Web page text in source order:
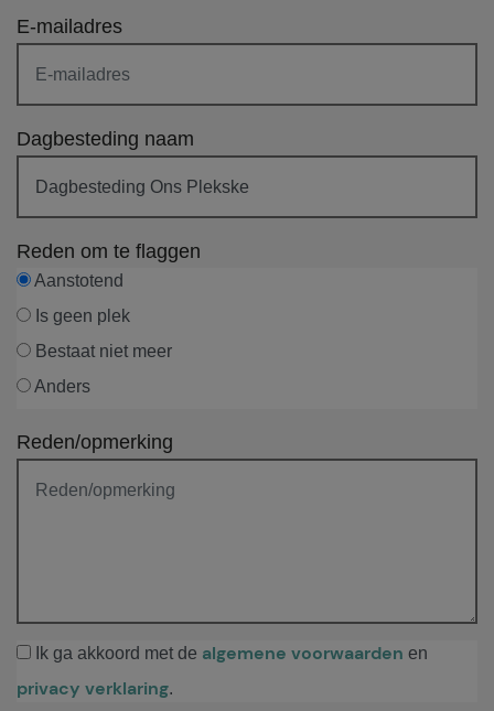
E-mailadres
Dagbesteding naam
Reden om te flaggen
Aanstotend
Is geen plek
Bestaat niet meer
Anders
Reden/opmerking
Ik ga akkoord met de algemene voorwaarden en
privacy verklaring.